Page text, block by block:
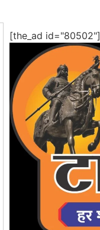
[the_ad id="80502"]